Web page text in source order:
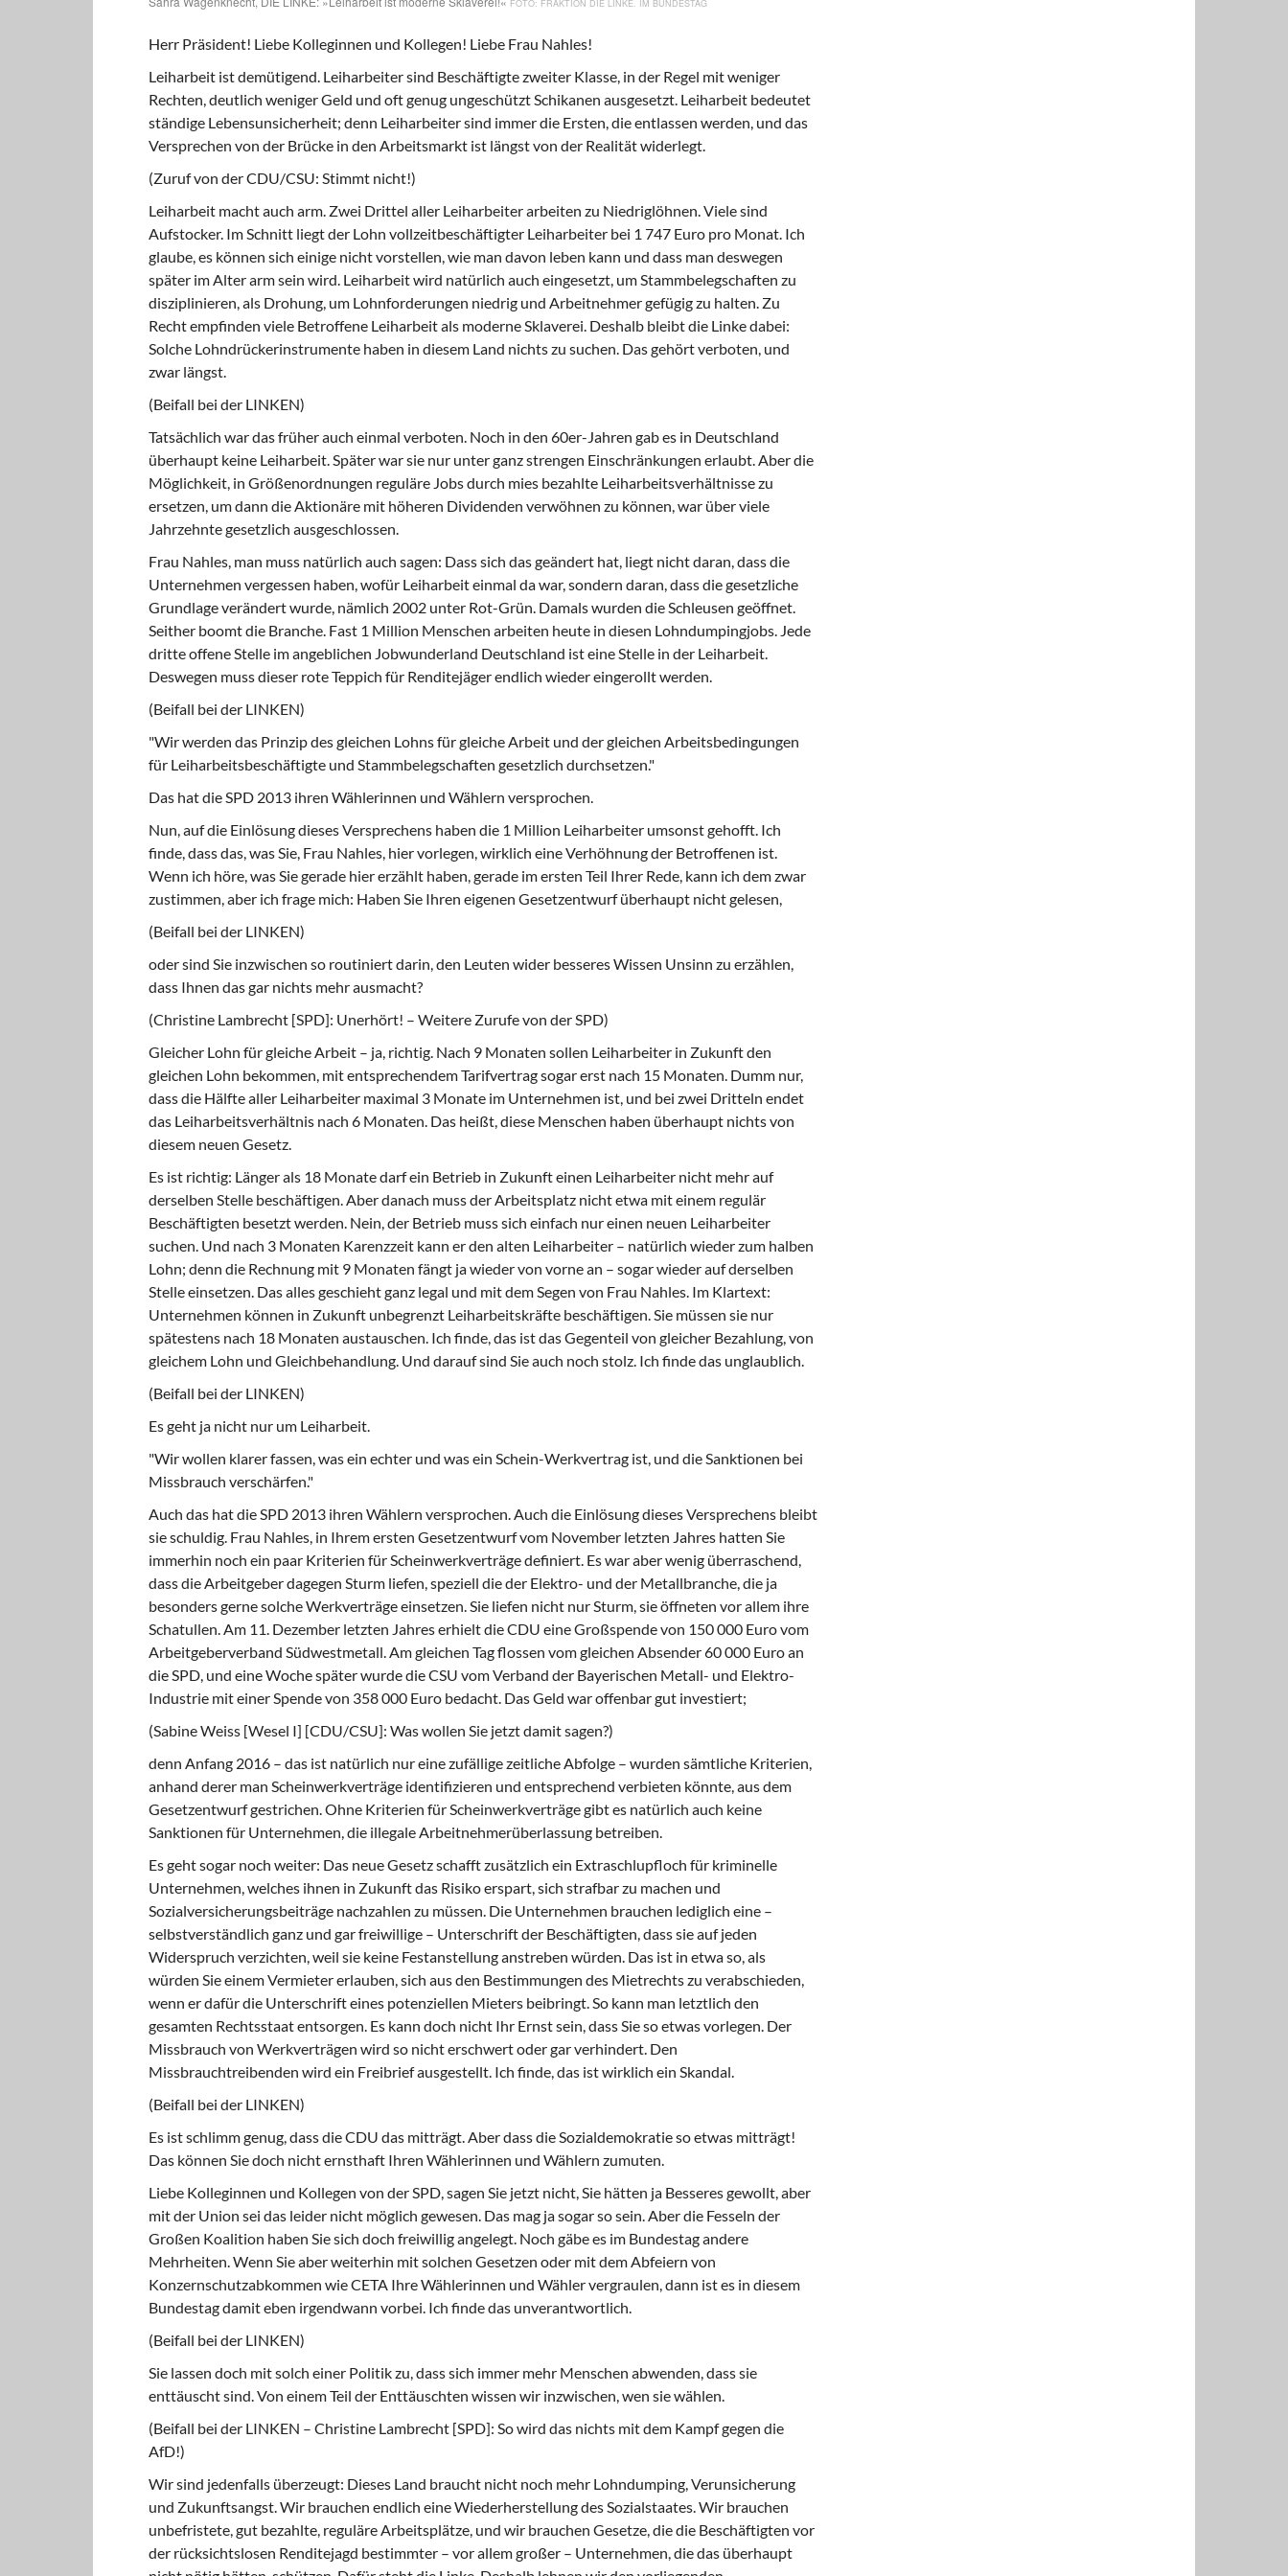
FRAKTION DIE LINKE. IM BUNDESTAG
Herr Präsident! Liebe Kolleginnen und Kollegen! Liebe Frau Nahles!
Leiharbeit ist demütigend. Leiharbeiter sind Beschäftigte zweiter Klasse, in der Regel mit weniger
Rechten, deutlich weniger Geld und oft genug ungeschützt Schikanen ausgesetzt. Leiharbeit bedeutet
ständige Lebensunsicherheit; denn Leiharbeiter sind immer die Ersten, die entlassen werden, und das
Versprechen von der Brücke in den Arbeitsmarkt ist längst von der Realität widerlegt.
(Zuruf von der CDU/CSU: Stimmt nicht!)
Leiharbeit macht auch arm. Zwei Drittel aller Leiharbeiter arbeiten zu Niedriglöhnen. Viele sind
Aufstocker. Im Schnitt liegt der Lohn vollzeitbeschäftigter Leiharbeiter bei 1 747 Euro pro Monat. Ich
glaube, es können sich einige nicht vorstellen, wie man davon leben kann und dass man deswegen
später im Alter arm sein wird. Leiharbeit wird natürlich auch eingesetzt, um Stammbelegschaften zu
disziplinieren, als Drohung, um Lohnforderungen niedrig und Arbeitnehmer gefügig zu halten. Zu
Recht empfinden viele Betroffene Leiharbeit als moderne Sklaverei. Deshalb bleibt die Linke dabei:
Solche Lohndrückerinstrumente haben in diesem Land nichts zu suchen. Das gehört verboten, und
zwar längst.
(Beifall bei der LINKEN)
Tatsächlich war das früher auch einmal verboten. Noch in den 60er-Jahren gab es in Deutschland
überhaupt keine Leiharbeit. Später war sie nur unter ganz strengen Einschränkungen erlaubt. Aber die
Möglichkeit, in Größenordnungen reguläre Jobs durch mies bezahlte Leiharbeitsverhältnisse zu
ersetzen, um dann die Aktionäre mit höheren Dividenden verwöhnen zu können, war über viele
Jahrzehnte gesetzlich ausgeschlossen.
Frau Nahles, man muss natürlich auch sagen: Dass sich das geändert hat, liegt nicht daran, dass die
Unternehmen vergessen haben, wofür Leiharbeit einmal da war, sondern daran, dass die gesetzliche
Grundlage verändert wurde, nämlich 2002 unter Rot-Grün. Damals wurden die Schleusen geöffnet.
Seither boomt die Branche. Fast 1 Million Menschen arbeiten heute in diesen Lohndumpingjobs. Jede
dritte offene Stelle im angeblichen Jobwunderland Deutschland ist eine Stelle in der Leiharbeit.
Deswegen muss dieser rote Teppich für Renditejäger endlich wieder eingerollt werden.
(Beifall bei der LINKEN)
"Wir werden das Prinzip des gleichen Lohns für gleiche Arbeit und der gleichen Arbeitsbedingungen
für Leiharbeitsbeschäftigte und Stammbelegschaften gesetzlich durchsetzen."
Das hat die SPD 2013 ihren Wählerinnen und Wählern versprochen.
Nun, auf die Einlösung dieses Versprechens haben die 1 Million Leiharbeiter umsonst gehofft. Ich
finde, dass das, was Sie, Frau Nahles, hier vorlegen, wirklich eine Verhöhnung der Betroffenen ist.
Wenn ich höre, was Sie gerade hier erzählt haben, gerade im ersten Teil Ihrer Rede, kann ich dem zwar
zustimmen, aber ich frage mich: Haben Sie Ihren eigenen Gesetzentwurf überhaupt nicht gelesen,
(Beifall bei der LINKEN)
oder sind Sie inzwischen so routiniert darin, den Leuten wider besseres Wissen Unsinn zu erzählen,
dass Ihnen das gar nichts mehr ausmacht?
(Christine Lambrecht [SPD]: Unerhört! – Weitere Zurufe von der SPD)
Gleicher Lohn für gleiche Arbeit – ja, richtig. Nach 9 Monaten sollen Leiharbeiter in Zukunft den
gleichen Lohn bekommen, mit entsprechendem Tarifvertrag sogar erst nach 15 Monaten. Dumm nur,
dass die Hälfte aller Leiharbeiter maximal 3 Monate im Unternehmen ist, und bei zwei Dritteln endet
das Leiharbeitsverhältnis nach 6 Monaten. Das heißt, diese Menschen haben überhaupt nichts von
diesem neuen Gesetz.
Es ist richtig: Länger als 18 Monate darf ein Betrieb in Zukunft einen Leiharbeiter nicht mehr auf
derselben Stelle beschäftigen. Aber danach muss der Arbeitsplatz nicht etwa mit einem regulär
Beschäftigten besetzt werden. Nein, der Betrieb muss sich einfach nur einen neuen Leiharbeiter
suchen. Und nach 3 Monaten Karenzzeit kann er den alten Leiharbeiter – natürlich wieder zum halben
Lohn; denn die Rechnung mit 9 Monaten fängt ja wieder von vorne an – sogar wieder auf derselben
Stelle einsetzen. Das alles geschieht ganz legal und mit dem Segen von Frau Nahles. Im Klartext:
Unternehmen können in Zukunft unbegrenzt Leiharbeitskräfte beschäftigen. Sie müssen sie nur
spätestens nach 18 Monaten austauschen. Ich finde, das ist das Gegenteil von gleicher Bezahlung, von
gleichem Lohn und Gleichbehandlung. Und darauf sind Sie auch noch stolz. Ich finde das unglaublich.
(Beifall bei der LINKEN)
Es geht ja nicht nur um Leiharbeit.
"Wir wollen klarer fassen, was ein echter und was ein Schein-Werkvertrag ist, und die Sanktionen bei
Missbrauch verschärfen."
Auch das hat die SPD 2013 ihren Wählern versprochen. Auch die Einlösung dieses Versprechens bleibt
sie schuldig. Frau Nahles, in Ihrem ersten Gesetzentwurf vom November letzten Jahres hatten Sie
immerhin noch ein paar Kriterien für Scheinwerkverträge definiert. Es war aber wenig überraschend,
dass die Arbeitgeber dagegen Sturm liefen, speziell die der Elektro- und der Metallbranche, die ja
besonders gerne solche Werkverträge einsetzen. Sie liefen nicht nur Sturm, sie öffneten vor allem ihre
Schatullen. Am 11. Dezember letzten Jahres erhielt die CDU eine Großspende von 150 000 Euro vom
Arbeitgeberverband Südwestmetall. Am gleichen Tag flossen vom gleichen Absender 60 000 Euro an
die SPD, und eine Woche später wurde die CSU vom Verband der Bayerischen Metall- und Elektro-
Industrie mit einer Spende von 358 000 Euro bedacht. Das Geld war offenbar gut investiert;
(Sabine Weiss [Wesel I] [CDU/CSU]: Was wollen Sie jetzt damit sagen?)
denn Anfang 2016 – das ist natürlich nur eine zufällige zeitliche Abfolge – wurden sämtliche Kriterien,
anhand derer man Scheinwerkverträge identifizieren und entsprechend verbieten könnte, aus dem
Gesetzentwurf gestrichen. Ohne Kriterien für Scheinwerkverträge gibt es natürlich auch keine
Sanktionen für Unternehmen, die illegale Arbeitnehmerüberlassung betreiben.
Es geht sogar noch weiter: Das neue Gesetz schafft zusätzlich ein Extraschlupfloch für kriminelle
Unternehmen, welches ihnen in Zukunft das Risiko erspart, sich strafbar zu machen und
Sozialversicherungsbeiträge nachzahlen zu müssen. Die Unternehmen brauchen lediglich eine –
selbstverständlich ganz und gar freiwillige – Unterschrift der Beschäftigten, dass sie auf jeden
Widerspruch verzichten, weil sie keine Festanstellung anstreben würden. Das ist in etwa so, als
würden Sie einem Vermieter erlauben, sich aus den Bestimmungen des Mietrechts zu verabschieden,
wenn er dafür die Unterschrift eines potenziellen Mieters beibringt. So kann man letztlich den
gesamten Rechtsstaat entsorgen. Es kann doch nicht Ihr Ernst sein, dass Sie so etwas vorlegen. Der
Missbrauch von Werkverträgen wird so nicht erschwert oder gar verhindert. Den
Missbrauchtreibenden wird ein Freibrief ausgestellt. Ich finde, das ist wirklich ein Skandal.
(Beifall bei der LINKEN)
Es ist schlimm genug, dass die CDU das mitträgt. Aber dass die Sozialdemokratie so etwas mitträgt!
Das können Sie doch nicht ernsthaft Ihren Wählerinnen und Wählern zumuten.
Liebe Kolleginnen und Kollegen von der SPD, sagen Sie jetzt nicht, Sie hätten ja Besseres gewollt, aber
mit der Union sei das leider nicht möglich gewesen. Das mag ja sogar so sein. Aber die Fesseln der
Großen Koalition haben Sie sich doch freiwillig angelegt. Noch gäbe es im Bundestag andere
Mehrheiten. Wenn Sie aber weiterhin mit solchen Gesetzen oder mit dem Abfeiern von
Konzernschutzabkommen wie CETA Ihre Wählerinnen und Wähler vergraulen, dann ist es in diesem
Bundestag damit eben irgendwann vorbei. Ich finde das unverantwortlich.
(Beifall bei der LINKEN)
Sie lassen doch mit solch einer Politik zu, dass sich immer mehr Menschen abwenden, dass sie
enttäuscht sind. Von einem Teil der Enttäuschten wissen wir inzwischen, wen sie wählen.
(Beifall bei der LINKEN – Christine Lambrecht [SPD]: So wird das nichts mit dem Kampf gegen die
AfD!)
Wir sind jedenfalls überzeugt: Dieses Land braucht nicht noch mehr Lohndumping, Verunsicherung
und Zukunftsangst. Wir brauchen endlich eine Wiederherstellung des Sozialstaates. Wir brauchen
unbefristete, gut bezahlte, reguläre Arbeitsplätze, und wir brauchen Gesetze, die die Beschäftigten vor
der rücksichtslosen Renditejagd bestimmter – vor allem großer – Unternehmen, die das überhaupt